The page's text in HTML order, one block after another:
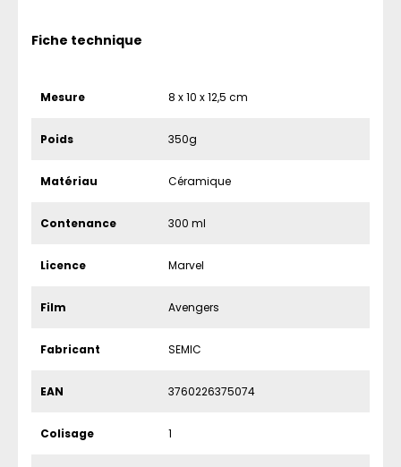
Fiche technique
Mesure 8 x 10 x 12,5 cm
Poids 350g
Matériau Céramique
Contenance 300 ml
Licence Marvel
Film Avengers
Fabricant SEMIC
EAN 3760226375074
Colisage 1